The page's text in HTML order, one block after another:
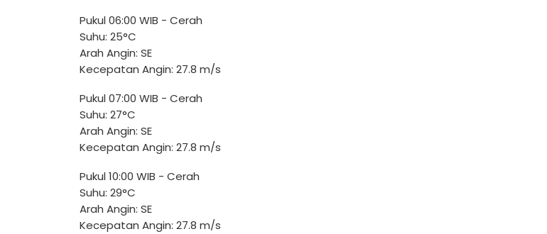
Pukul 06:00 WIB - Cerah
Suhu: 25°C
Arah Angin: SE
Kecepatan Angin: 27.8 m/s
Pukul 07:00 WIB - Cerah
Suhu: 27°C
Arah Angin: SE
Kecepatan Angin: 27.8 m/s
Pukul 10:00 WIB - Cerah
Suhu: 29°C
Arah Angin: SE
Kecepatan Angin: 27.8 m/s